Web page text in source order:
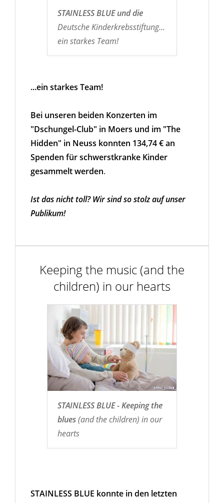
STAINLESS BLUE und die
Deutsche Kinderkrebsstiftung...
ein starkes Team!
...ein starkes Team!
Bei unseren beiden Konzerten im
"Dschungel-Club" in Moers und im "The
Hidden" in Neuss konnten 134,74 € an
Spenden für schwerstkranke Kinder
gesammelt werden.
Ist das nicht toll? Wir sind so stolz auf unser
Publikum!
Keeping the music (and the
children) in our hearts
STAINLESS BLUE - Keeping the
blues(and the children) in our
hearts
STAINLESS BLUE konnte in den letzten